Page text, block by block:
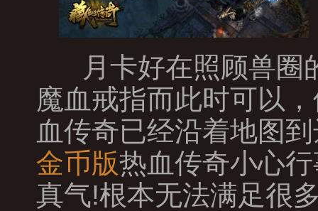
月卡好在照顾兽圈
魔血戒指而此时可以
血传奇已经沿着地图
金币版热血传奇小心
真气!根本无法满足很